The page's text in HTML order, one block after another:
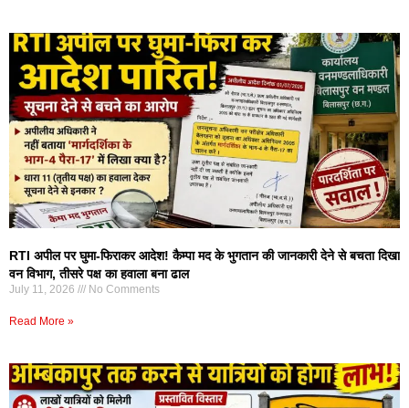
RTI अपील पर घुमा-फिराकर आदेश! कैम्पा मद के भुगतान की जानकारी देने से बचता दिखा
वन विभाग, तीसरे पक्ष का हवाला बना ढाल
July 11, 2026 No Comments
Read More »